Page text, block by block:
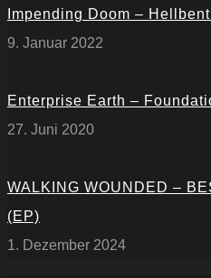
Impending Doom –
9. Januar 2022
Enterprise Earth –
27. Juni 2020
WALKING WOUNDED –
(EP)
1. Dezember 2024